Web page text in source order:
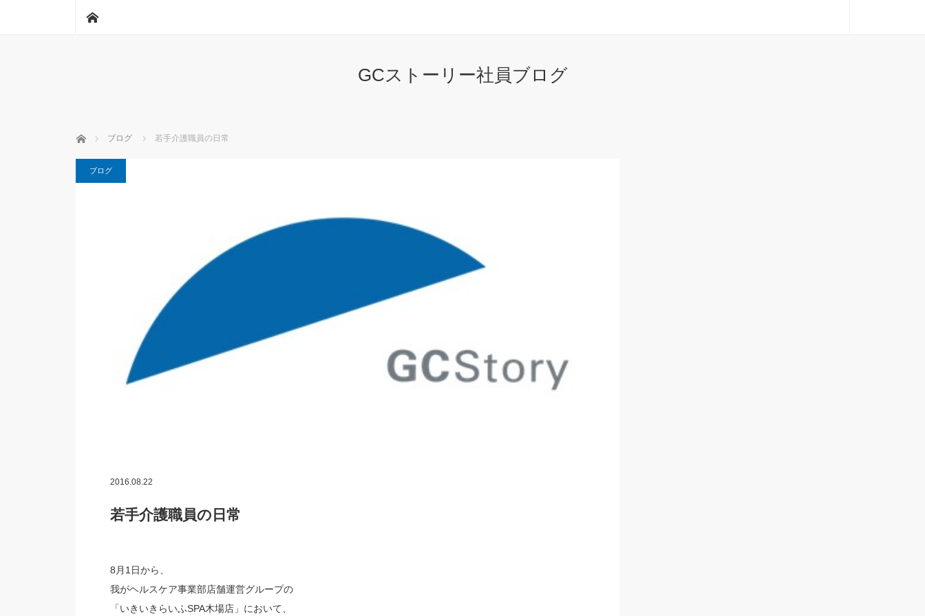
GCストーリー社員ブログ
ホーム ブログ 若手介護職員の日常
ブログ
2016.08.22
若手介護職員の日常
8月1日から、
我がヘルスケア事業部店舗運営グループの
「いきいきらいふSPA木場店」において、